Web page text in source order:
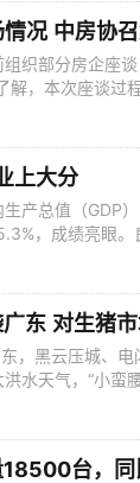
况 中房协
织部分房企座
，本次座谈过
化解、地产“白
上大分
产总值（GDP
，成绩亮眼。
工业经济的回
东 对生猪市
，黑云压城、
水天气，“小蛮
雷雨天气。那
台，同